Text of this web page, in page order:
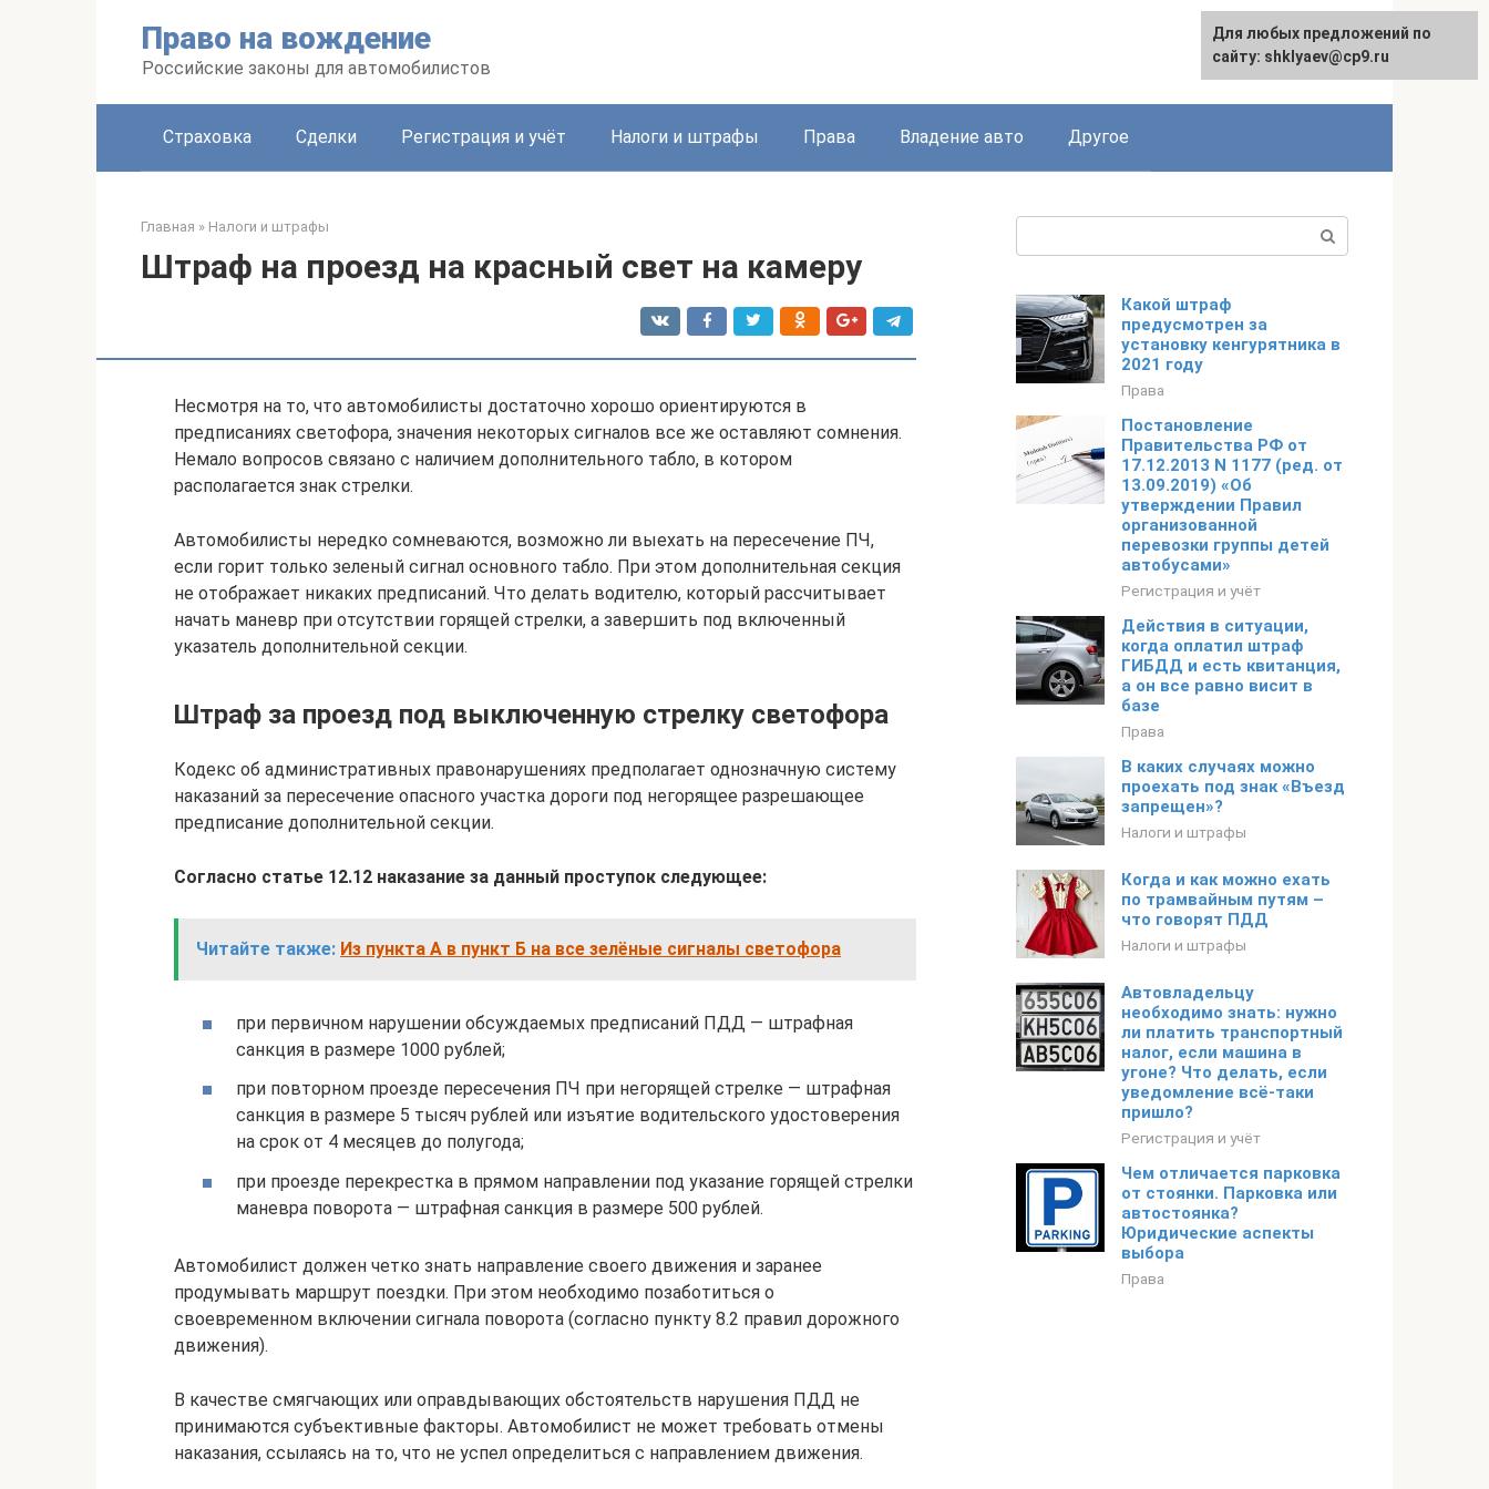
Право на вождение
Российские законы для автомобилистов
Страховка Сделки Регистрация и учёт Налоги и штрафы Права Владение авто Другое
Главная » Налоги и штрафы
Штраф на проезд на красный свет на камеру
Несмотря на то, что автомобилисты достаточно хорошо ориентируются в
предписаниях светофора, значения некоторых сигналов все же оставляют сомнения.
Немало вопросов связано с наличием дополнительного табло, в котором
располагается знак стрелки.
Автомобилисты нередко сомневаются, возможно ли выехать на пересечение ПЧ,
если горит только зеленый сигнал основного табло. При этом дополнительная секция
не отображает никаких предписаний. Что делать водителю, который рассчитывает
начать маневр при отсутствии горящей стрелки, а завершить под включенный
указатель дополнительной секции.
Штраф за проезд под выключенную стрелку светофора
Кодекс об административных правонарушениях предполагает однозначную систему
наказаний за пересечение опасного участка дороги под негорящее разрешающее
предписание дополнительной секции.
Согласно статье 12.12 наказание за данный проступок следующее:
Читайте также: Из пункта А в пункт Б на все зелёные сигналы светофора
при первичном нарушении обсуждаемых предписаний ПДД — штрафная
санкция в размере 1000 рублей;
при повторном проезде пересечения ПЧ при негорящей стрелке — штрафная
санкция в размере 5 тысяч рублей или изъятие водительского удостоверения
на срок от 4 месяцев до полугода;
при проезде перекрестка в прямом направлении под указание горящей стрелки
маневра поворота — штрафная санкция в размере 500 рублей.
Автомобилист должен четко знать направление своего движения и заранее
продумывать маршрут поездки. При этом необходимо позаботиться о
своевременном включении сигнала поворота (согласно пункту 8.2 правил дорожного
движения).
В качестве смягчающих или оправдывающих обстоятельств нарушения ПДД не
принимаются субъективные факторы. Автомобилист не может требовать отмены
наказания, ссылаясь на то, что не успел определиться с направлением движения.
Какой штраф
предусмотрен за
установку кенгурятника в
2021 году
Права
Постановление
Правительства РФ от
17.12.2013 N 1177 (ред. от
13.09.2019) «Об
утверждении Правил
организованной
перевозки группы детей
автобусами»
Регистрация и учёт
Действия в ситуации,
когда оплатил штраф
ГИБДД и есть квитанция,
а он все равно висит в
базе
Права
В каких случаях можно
проехать под знак «Въезд
запрещен»?
Налоги и штрафы
Когда и как можно ехать
по трамвайным путям –
что говорят ПДД
Налоги и штрафы
Автовладельцу
необходимо знать: нужно
ли платить транспортный
налог, если машина в
угоне? Что делать, если
уведомление всё-таки
пришло?
Регистрация и учёт
Чем отличается парковка
от стоянки. Парковка или
автостоянка?
Юридические аспекты
выбора
Права
Для любых предложений по
сайту: shklyaev@cp9.ru